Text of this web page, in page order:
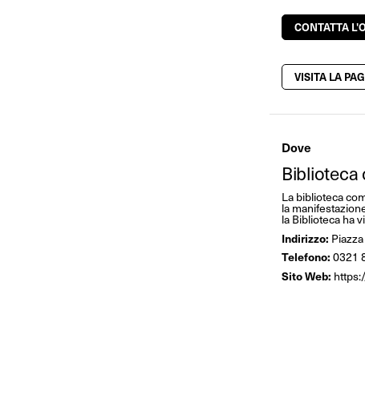
CONTATTA
VISITA LA
Dove
Biblioteca
La biblioteca
la
la Biblioteca ha
Indirizzo:
Telefono: 0321
Sito Web: